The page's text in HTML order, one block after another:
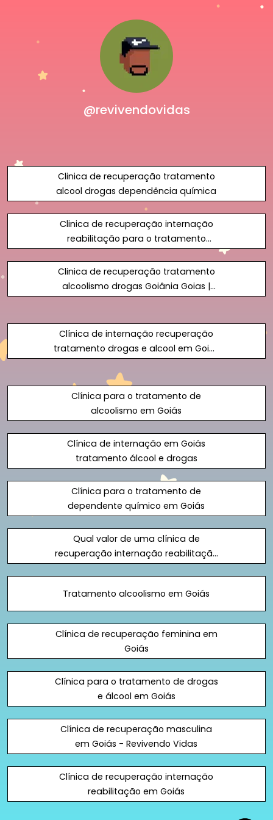
@revivendovidas
Clinica de recuperação tratamento
alcool drogas dependência química
Clinica de recuperação internação
reabilitação para o tratamento
Clinica de recuperação tratamento
alcoolismo drogas Goiânia Goias |
Clínica de internação recuperação
tratamento drogas e alcool em Goiás
Clínica para o tratamento de
alcoolismo em Goiás
Clínica de internação em Goiás
tratamento álcool e drogas
Clínica para o tratamento de
dependente químico em Goiás
Qual valor de uma clínica de
recuperação internação reabilitação
Tratamento alcoolismo em Goiás
Clínica de recuperação feminina em
Goiás
Clínica para o tratamento de drogas
e álcool em Goiás
Clínica de recuperação masculina
em Goiás - Revivendo Vidas
Clínica de recuperação internação
reabilitação em Goiás